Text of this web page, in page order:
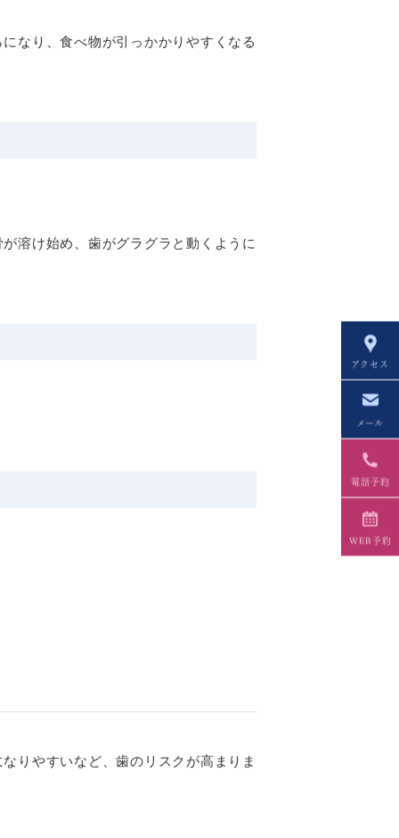
アクセス
メール
電話予約
WEB予約
なり、食べ物が引っかかりやすくなる
溶け始め、歯がグラグラと動くように
りやすいなど、歯のリスクが高まりま